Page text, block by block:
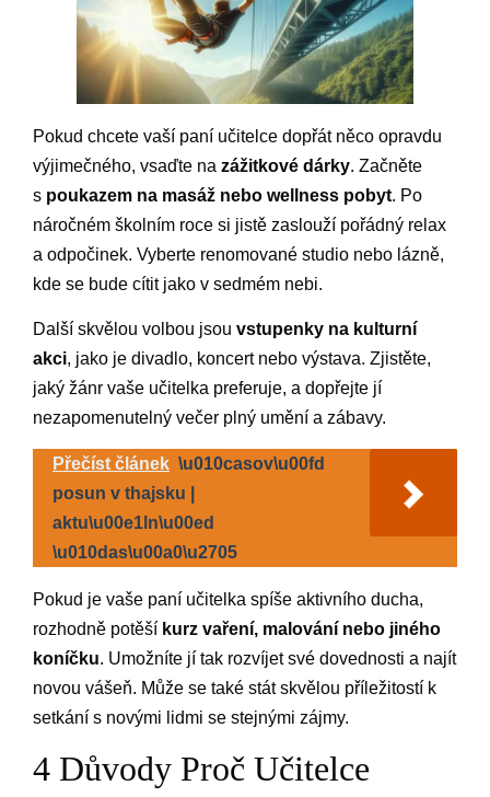
Pokud chcete vaší paní učitelce dopřát něco opravdu
výjimečného, vsaďte na zážitkové dárky. Začněte
s poukazem na masáž nebo wellness pobyt. Po
náročném školním roce si jistě zaslouží pořádný relax
a odpočinek. Vyberte renomované studio nebo lázně,
kde se bude cítit jako v sedmém nebi.
Další skvělou volbou jsou vstupenky na kulturní
akci, jako je divadlo, koncert nebo výstava. Zjistěte,
jaký žánr vaše učitelka preferuje, a dopřejte jí
nezapomenutelný večer plný umění a zábavy.
Přečíst článek \u010casov\u00fd
posun v thajsku |
aktu\u00e1ln\u00ed
\u010das\u00a0\u2705
Pokud je vaše paní učitelka spíše aktivního ducha,
rozhodně potěší kurz vaření, malování nebo jiného
koníčku. Umožníte jí tak rozvíjet své dovednosti a najít
novou vášeň. Může se také stát skvělou příležitostí k
setkání s novými lidmi se stejnými zájmy.
4 Důvody Proč Učitelce